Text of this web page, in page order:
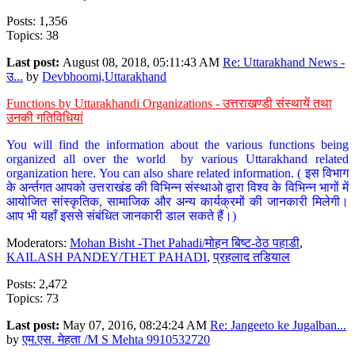
Posts: 1,356
Topics: 38
Last post: August 08, 2018, 05:11:43 AM Re: Uttarakhand News -
उ... by Devbhoomi,Uttarakhand
Functions by Uttarakhandi Organizations - उत्तराखण्डी संस्थायें तथा
उनकी गतिविधियां
You will find the information about the various functions being
organized all over the world by various Uttarakhand related
organization here. You can also share related information. ( इस विभाग
के अर्न्तगत आपको उत्तराखंड की विभिन्न संस्थाओ द्वारा विश्व के विभिन्न भागों में
आयोजित सांस्कृतिक, सामाजिक और अन्य कार्यक्रमों की जानकारी मिलेगी।
आप भी यहाँ इससे संबंधित जानकारी डाल सकते हैं।)
Moderators: Mohan Bisht -Thet Pahadi/मोहन बिष्ट-ठेठ पहाडी,
KAILASH PANDEY/THET PAHADI,प्रहलाद तडियाल
Posts: 2,472
Topics: 73
Last post: May 07, 2016, 08:24:24 AM Re: Jangeeto ke Jugalban...
byएम.एस. मेहता /M S Mehta 9910532720